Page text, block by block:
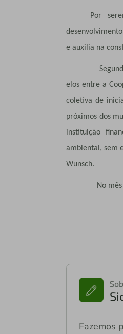
Por
e auxilia na
Segundo o
elos entre a
coletiva de
próximos dos
instituição
ambiental, sem
Wunsch.
No mês de
Fazemos